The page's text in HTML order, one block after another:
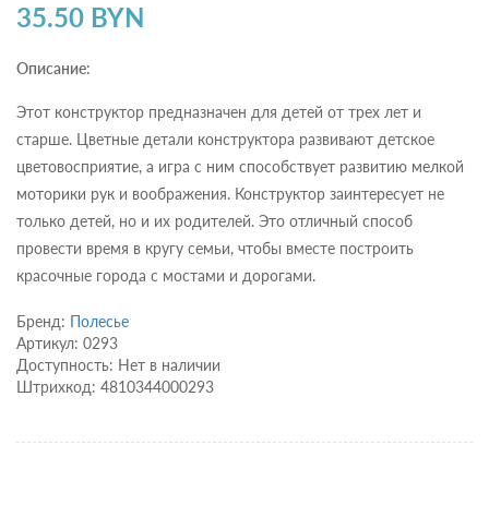
35.50 BYN
Описание:
Этот конструктор предназначен для детей от трех лет и
старше. Цветные детали конструктора развивают детское
цветовосприятие, а игра с ним способствует развитию мелкой
моторики рук и воображения. Конструктор заинтересует не
только детей, но и их родителей. Это отличный способ
провести время в кругу семьи, чтобы вместе построить
красочные города с мостами и дорогами.
Бренд: Полесье
Артикул: 0293
Доступность: Нет в наличии
Штрихкод: 4810344000293